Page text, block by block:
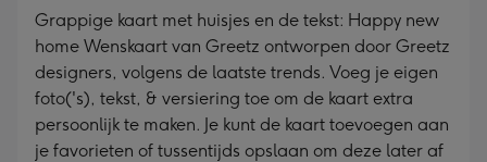
Grappige kaart met huisjes en de tekst: Happy new
home Wenskaart van Greetz ontworpen door Greetz
designers, volgens de laatste trends. Voeg je eigen
foto('s), tekst, & versiering toe om de kaart extra
persoonlijk te maken. Je kunt de kaart toevoegen aan
je favorieten of tussentijds opslaan om deze later af